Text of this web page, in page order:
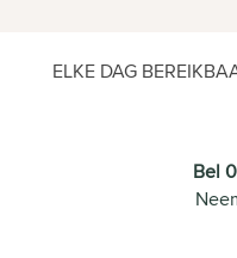
ELKE DAG
Bel